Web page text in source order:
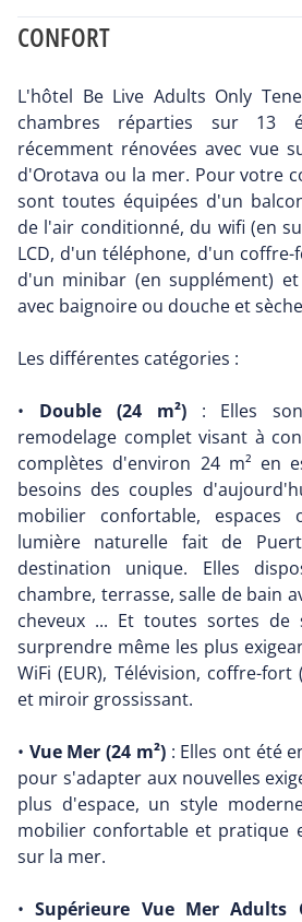
CONFORT
L'hôtel Be Live Adults Only
chambres réparties sur 13
récemment rénovées avec vue
d'Orotava ou la mer. Pour votre
sont toutes équipées d'un
de l'air conditionné, du wifi (en
LCD, d'un téléphone, d'un
d'un minibar (en supplément)
avec baignoire ou douche et
Les différentes catégories :
• Double (24 m²): Elles
remodelage complet visant à
complètes d'environ 24 m² en
besoins des couples
mobilier confortable,
lumière naturelle fait de
destination unique. Elles
chambre, terrasse, salle de bain
cheveux ... Et toutes sortes de
surprendre même les plus
WiFi (EUR), Télévision, coffre-fort
et miroir grossissant.
• Vue Mer (24 m²): Elles ont été
pour s'adapter aux nouvelles
plus d'espace, un style
mobilier confortable et pratique
sur la mer.
•Supérieure Vue Mer Adults